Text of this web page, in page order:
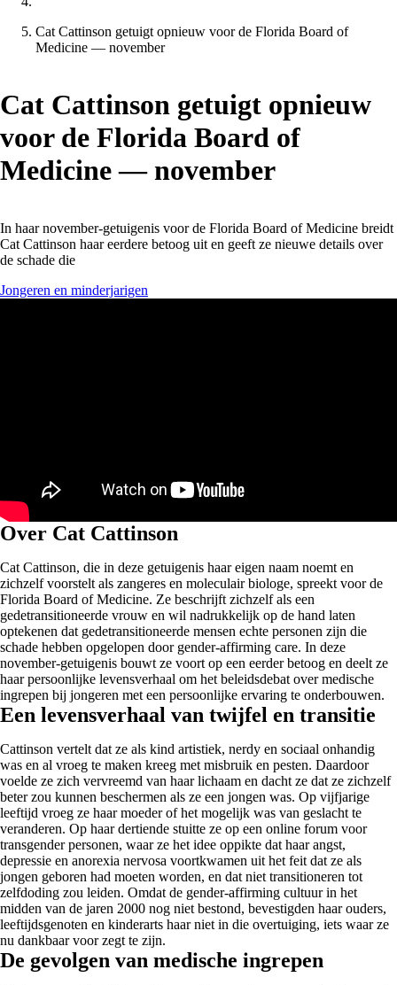
Cat Cattinson getuigt opnieuw voor de Florida Board of
Medicine — november
Cat Cattinson getuigt opnieuw
voor de Florida Board of
Medicine — november
In haar november-getuigenis voor de Florida Board of Medicine breidt
Cat Cattinson haar eerdere betoog uit en geeft ze nieuwe details over
de schade die
Jongeren en minderjarigen
Over Cat Cattinson
Cat Cattinson, die in deze getuigenis haar eigen naam noemt en
zichzelf voorstelt als zangeres en moleculair biologe, spreekt voor de
Florida Board of Medicine. Ze beschrijft zichzelf als een
gedetransitioneerde vrouw en wil nadrukkelijk op de hand laten
optekenen dat gedetransitioneerde mensen echte personen zijn die
schade hebben opgelopen door gender-affirming care. In deze
november-getuigenis bouwt ze voort op een eerder betoog en deelt ze
haar persoonlijke levensverhaal om het beleidsdebat over medische
ingrepen bij jongeren met een persoonlijke ervaring te onderbouwen.
Een levensverhaal van twijfel en transitie
Cattinson vertelt dat ze als kind artistiek, nerdy en sociaal onhandig
was en al vroeg te maken kreeg met misbruik en pesten. Daardoor
voelde ze zich vervreemd van haar lichaam en dacht ze dat ze zichzelf
beter zou kunnen beschermen als ze een jongen was. Op vijfjarige
leeftijd vroeg ze haar moeder of het mogelijk was van geslacht te
veranderen. Op haar dertiende stuitte ze op een online forum voor
transgender personen, waar ze het idee oppikte dat haar angst,
depressie en anorexia nervosa voortkwamen uit het feit dat ze als
jongen geboren had moeten worden, en dat niet transitioneren tot
zelfdoding zou leiden. Omdat de gender-affirming cultuur in het
midden van de jaren 2000 nog niet bestond, bevestigden haar ouders,
leeftijdsgenoten en kinderarts haar niet in die overtuiging, iets waar ze
nu dankbaar voor zegt te zijn.
De gevolgen van medische ingrepen